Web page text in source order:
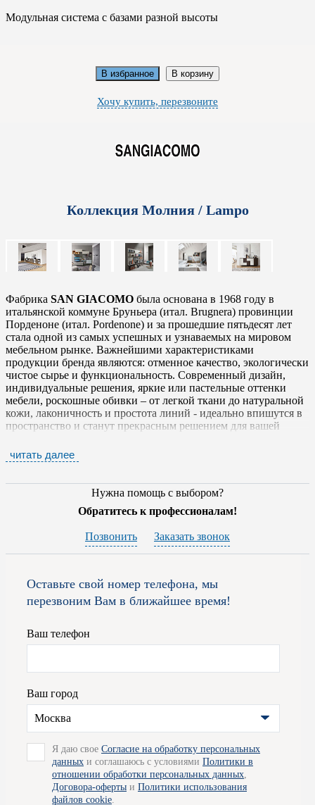
Модульная система с базами разной высоты
В избранное В корзину
Хочу купить, перезвоните
Коллекция Молния / Lampo
Фабрика SAN GIACOMO была основана в 1968 году в
итальянской коммуне Бруньера (итал. Brugnera) провинции
Порденоне (итал. Pordenone) и за прошедшие пятьдесят лет
стала одной из самых успешных и узнаваемых на мировом
мебельном рынке. Важнейшими характеристиками
продукции бренда являются: отменное качество, экологически
чистое сырье и функциональность. Современный дизайн,
индивидуальные решения, яркие или пастельные оттенки
мебели, роскошные обивки – от легкой ткани до натуральной
кожи, лаконичность и простота линий - идеально впишутся в
пространство и станут прекрасным решением для вашей
Внешне мебель
— черное, белое и "деревянное". Обивки — от легкой ткани
безупречный вкус, оригинальный дизайн, отменная
мебель сконструирована по модульному принципу, который
позволяет менять обстановку в жилом пространстве при
На фабрике используются различные материалы, в том числе
и натуральный шпон из дуба и ореха , матовые и глянцевые
бережно относится к экологии, поэтому создает свои
мебельные шедевры из сырья, которое не содержит
SAN GIACOMO
наших салонов или оставить заявку на сайте. Мы
проконсультируем вас и ответим на все интересующие
вопросы. Благодаря прямым поставкам от производителей,
отлаженной логистической цепочке, бережному отношению и
хранению, компания Credit Ceramica станет для вас надежным
партнером на лучших условиях. Так же мы готовы
организовать для вас доставку товара по Москве.
читать далее
Нужна помощь с выбором?
Обратитесь к профессионалам!
Позвонить Заказать звонок
Оставьте свой номер телефона, мы
перезвоним Вам в ближайшее время!
Ваш телефон
Ваш город
Москва
Я даю свое Согласие на обработку персональных
данных и соглашаюсь с условиями Политики в
отношении обработки персональных данных
Договора-оферты и Политики использования
файлов cookie